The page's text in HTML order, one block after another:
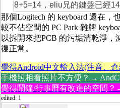
8+5=14，eliu兄的鍵盤已經
那個Logitech 的 keyboard 還在，
較不佔空間的 PC Park 雜牌
以拆開來把PCB 的污垢清乾淨，
復正常。
覺得Android中文輸入法(注音、
手機照相看照片不方便？→
覺得鬧鐘/行事曆有改進的空間
edited: 1